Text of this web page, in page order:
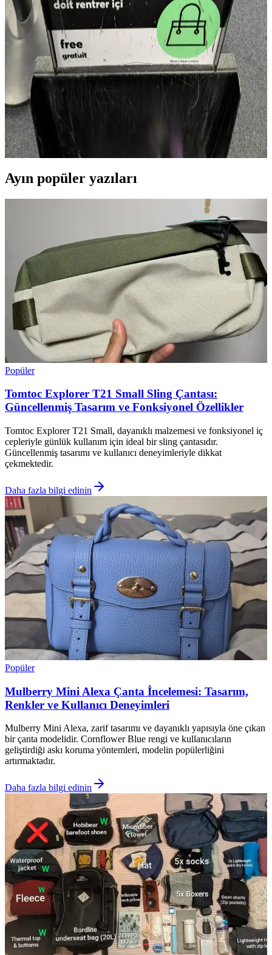
Rework 30L seyahat çantası, 840d kumaş ve hafif yapısıyla şehir içi
seyahatlerde pratik kullanım sunuyor. 20 inç yüksekliği bazı
kullanıcılarca uçak altı bagaj ölçülerine uygun bulunmuyor. Tasarım
ve işlevsellik dengesi dikkat çekiyor.
Osprey Daylite Expdbl 26+6 Sırt Çantasının Flair
Airlines Kişisel Eşya Ölçülerine Uygunluğu ve
Paketleme Deneyimi
Flair Airlines'ın katı kişisel eşya ölçüleri arasında Osprey Daylite
Expdbl 26+6 sırt çantasının uygunluğu ve paketleme stratejileri
detaylı şekilde inceleniyor. Az eşya ile uyum sağlanabiliyor.
Ayın popüler yazıları
Popüler
Tomtoc Explorer T21 Small Sling Çantası:
Güncellenmiş Tasarım ve Fonksiyonel Özellikler
Tomtoc Explorer T21 Small, dayanıklı malzemesi ve fonksiyonel iç
cepleriyle günlük kullanım için ideal bir sling çantasıdır.
Güncellenmiş tasarımı ve kullanıcı deneyimleriyle dikkat
çekmektedir.
Daha fazla bilgi edinin
Popüler
Mulberry Mini Alexa Çanta İncelemesi: Tasarım,
Renkler ve Kullanıcı Deneyimleri
Mulberry Mini Alexa, zarif tasarımı ve dayanıklı yapısıyla öne çıkan
bir çanta modelidir. Cornflower Blue rengi ve kullanıcıların
geliştirdiği askı koruma yöntemleri, modelin popülerliğini
artırmaktadır.
Daha fazla bilgi edinin